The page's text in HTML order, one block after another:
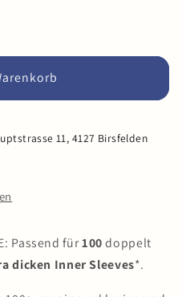
11, 4127 Birsfelden
Passend für100 doppelt
dicken Inner Sleeves*.